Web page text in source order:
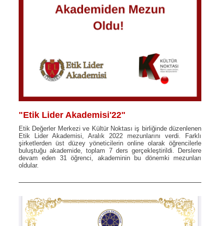
"Etik Lider Akademisi'22"
Etik Değerler Merkezi ve Kültür Noktası iş birliğinde düzenlenen
Etik Lider Akademisi, Aralık 2022 mezunlarını verdi. Farklı
şirketlerden üst düzey yöneticilerin online olarak öğrencilerle
buluştuğu akademide, toplam 7 ders gerçekleştirildi. Derslere
devam eden 31 öğrenci, akademinin bu dönemki mezunları
oldular.